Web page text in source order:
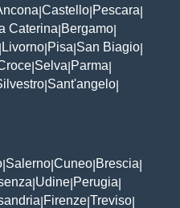
Castello Pescara
Caterina Bergamo
Livorno Pisa San Biagio
Selva Parma
Sant'angelo
Salerno Cuneo Brescia
Udine Perugia
Firenze Treviso